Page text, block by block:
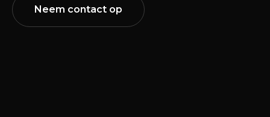
Neem contact op